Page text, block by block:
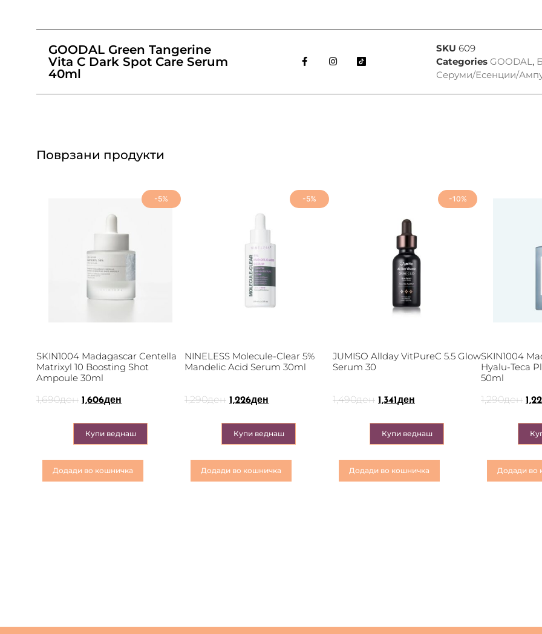
GOODAL Green Tangerine
Vita C Dark Spot Care Serum
40ml
SKU 609
Categories GOODAL ,
Серуми/Есенции/
Поврзани продукти
-5%
SKIN1004 Madagascar Centella
Matrixyl 10 Boosting Shot
Ampoule 30ml
1,690ден 1,606ден
Купи веднаш
Додади во кошничка
-5%
NINELESS Molecule-Clear 5%
Mandelic Acid Serum 30ml
1,290ден 1,226ден
Купи веднаш
Додади во кошничка
-10%
JUMISO Allday VitPureC 5.5 Glow
Serum 30
1,490ден 1,341ден
Купи веднаш
Додади во кошничка
SKIN1004
Hyalu-Teca
50ml
1,290ден
Додади во